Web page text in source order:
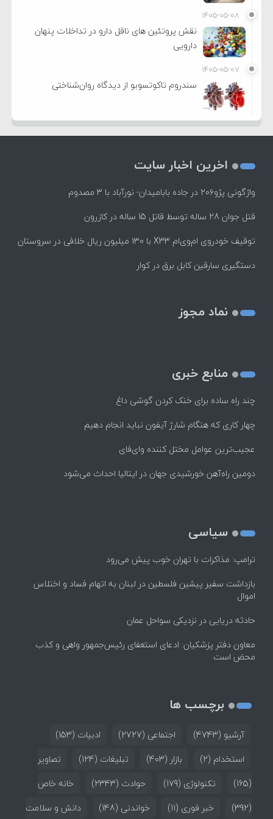
۱۴۰۵-۰۵-۰۸
نقش پروتئین های ناقل دارو در تداخلات پنهان
دارویی
۱۴۰۵-۰۵-۰۷
سندروم تاکوتسوبو از دیدگاه روان‌شناختی
اخرین اخبار سایت
واژگونی پژو۲۰۶ در جاده بابامیدان- نورآباد با ۳ مصدوم
قتل جوان 28 ساله توسط قاتل 15 ساله در کازرون
توقیف خودروی ام‌وی‌ام X33 با ۱۳۰ میلیون ریال خلافی در سروستان
دستگیری سارقین کابل برق در کوار
نماد مجوز
منابع خبری
چند راه‌ ساده برای خنک کردن گوشی داغ
چهار کاری که هنگام شارژ آیفون نباید انجام دهیم
عجیب‌ترین عوامل مختل کننده وای‌فای
دومین راه‌آهن خورشیدی جهان در ایتالیا احداث می‌شود
سیاسی
ترامپ: مذاکرات با تهران خوب پیش می‌رود
بازداشت سفیر پیشین فلسطین در لبنان به اتهام فساد و اختلاس
اموال
حادثه دریایی در نزدیکی سواحل عمان
معاون دفتر پزشکیان: ادعای استعفای رئیس‌جمهور واهی و کذب
محض است
برچسب ها
آرشیو (4743) اجتماعی (2727) ادبیات (153)
استخدام (2) بازار (403) تبلیغات (124)
تصاویر
(165)
تکنولوژی (179) حوادث (2343)
خانه خاص
(392)
خبر فوری (11) خواندنی (148) دانش و سلامت